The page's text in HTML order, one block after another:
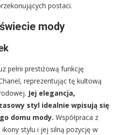
postaci.
mody
pełni prestiżową funkcję
reprezentując tę kultową
Jej elegancja,
styl idealnie wpisują się
domu mody. Współpraca z
stylu i jej silną pozycję w